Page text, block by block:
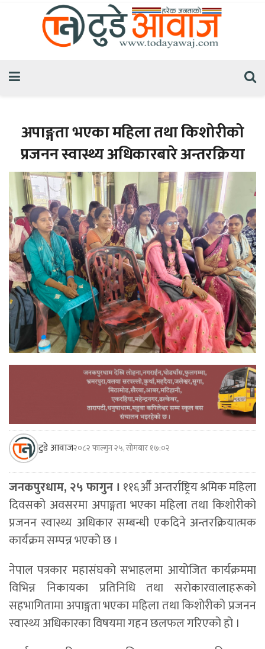
अपाङ्गता भएका महिला तथा किशोरीको
प्रजनन स्वास्थ्य अधिकारबारे अन्तरक्रिया
टुडे आवाज२०८२ फाल्गुन २५, सोमबार १७:०२
जनकपुरधाम, २५ फागुन । ११६औँ अन्तर्राष्ट्रिय श्रमिक महिला
दिवसको अवसरमा अपाङ्गता भएका महिला तथा किशोरीको
प्रजनन स्वास्थ्य अधिकार सम्बन्धी एकदिने अन्तरक्रियात्मक
कार्यक्रम सम्पन्न भएको छ ।
नेपाल पत्रकार महासंघको सभाहलमा आयोजित कार्यक्रममा
विभिन्न निकायका प्रतिनिधि तथा सरोकारवालाहरूको
सहभागितामा अपाङ्गता भएका महिला तथा किशोरीको प्रजनन
स्वास्थ्य अधिकारका विषयमा गहन छलफल गरिएको हो ।